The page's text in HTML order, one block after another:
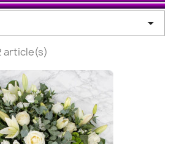

article(s)